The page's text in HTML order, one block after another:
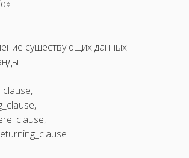
существующих данных.